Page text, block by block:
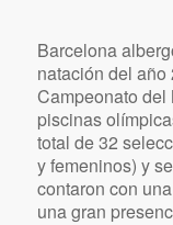
Barcelona
natación del
Campeonato del
piscinas
total de 32
y femeninos) y
contaron con
una gran